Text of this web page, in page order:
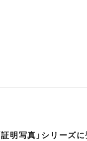
明写真」シリーズ